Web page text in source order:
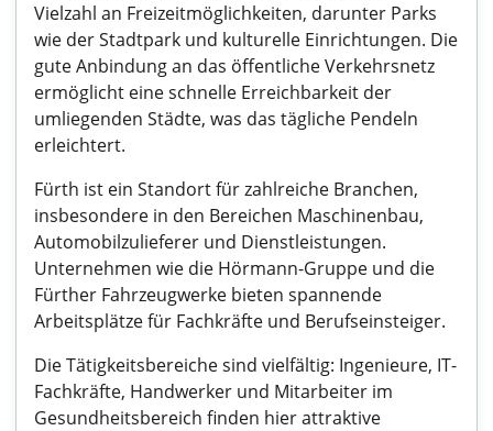
Vielzahl an Freizeitmöglichkeiten, darunter Parks
wie der Stadtpark und kulturelle Einrichtungen. Die
gute Anbindung an das öffentliche Verkehrsnetz
ermöglicht eine schnelle Erreichbarkeit der
umliegenden Städte, was das tägliche Pendeln
erleichtert.
Fürth ist ein Standort für zahlreiche Branchen,
insbesondere in den Bereichen Maschinenbau,
Automobilzulieferer und Dienstleistungen.
Unternehmen wie die Hörmann-Gruppe und die
Fürther Fahrzeugwerke bieten spannende
Arbeitsplätze für Fachkräfte und Berufseinsteiger.
Die Tätigkeitsbereiche sind vielfältig: Ingenieure, IT-
Fachkräfte, Handwerker und Mitarbeiter im
Gesundheitsbereich finden hier attraktive